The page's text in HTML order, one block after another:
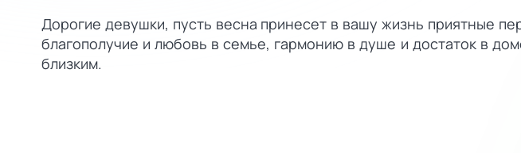
Дорогие девушки, пусть весна принесет в вашу жизнь приятные
благополучие и любовь в семье, гармонию в душе и достаток в
близким.